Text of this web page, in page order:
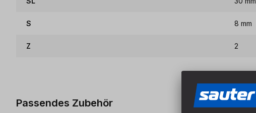
S 8 mm
Z 2
Passendes Zubehör